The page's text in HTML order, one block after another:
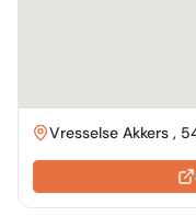
Vresselse Akkers ,